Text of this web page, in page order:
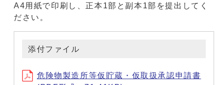
A4用紙で印刷し、正本1部と副本1部を提出してく
ださい。
添付ファイル
危険物製造所等仮貯蔵・仮取扱承認申請書